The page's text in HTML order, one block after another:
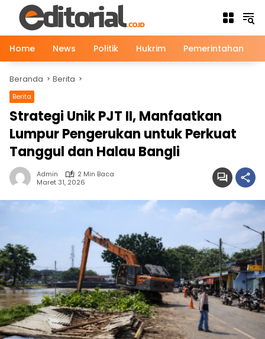
Langsung
konten
Home
News Politik Hukrim Pemerintahan
Beranda Berita
Berita
Strategi Unik PJT II, Manfaatkan
Lumpur Pengerukan untuk Perkuat
Tanggul dan Halau Bangli
Admin
2 Min Baca
Maret 31, 2026